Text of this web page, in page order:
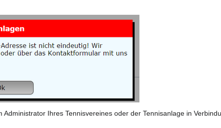
Ihres Tennisvereines oder der Tennisanlage in